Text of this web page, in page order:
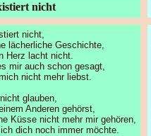
nicht
nicht,
lächerliche Geschichte,
Herz lacht nicht.
mir auch schon gesagt,
nicht mehr liebst.
glauben,
Anderen gehörst,
Küsse nicht mehr mir gehören,
dich noch immer möchte.